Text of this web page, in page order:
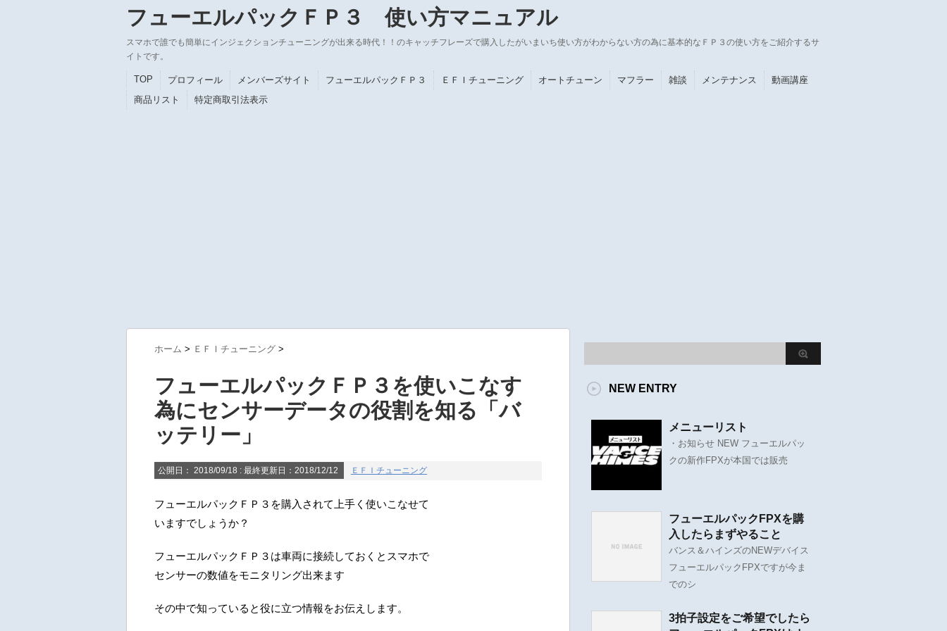
フューエルパックＦＰ３ 使い方マニュアル
スマホで誰でも簡単にインジェクションチューニングが出来る時代！！のキャッチフレーズで購入したがいまいち使い方がわからない方の為に基本的なＦＰ３の使い方をご紹介するサ
イトです。
TOP プロフィール メンバーズサイト フューエルパックＦＰ３ ＥＦＩチューニング オートチューン マフラー 雑談 メンテナンス
動画講座
商品リスト
特定商取引法表示
ホーム > ＥＦＩチューニング >
フューエルパックＦＰ３を使いこなす
為にセンサーデータの役割を知る「バ
ッテリー」
公開日： 2018/09/18 : 最終更新日：2018/12/12 ＥＦＩチューニング
フューエルパックＦＰ３を購入されて上手く使いこなせて
いますでしょうか？
フューエルパックＦＰ３は車両に接続しておくとスマホで
センサーの数値をモニタリング出来ます
その中で知っていると役に立つ情報をお伝えします。
NEW ENTRY
メニューリスト
・お知らせ NEW フューエルパッ
クの新作FPXが本国では販売
フューエルパックFPXを購
入したらまずやること
バンス＆ハインズのNEWデバイス
フューエルパックFPXですが今ま
でのシ
3拍子設定をご希望でしたら